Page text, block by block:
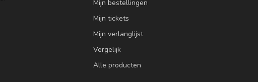
Mijn bestellingen
Mijn tickets
Mijn verlanglijst
Vergelijk
Alle producten